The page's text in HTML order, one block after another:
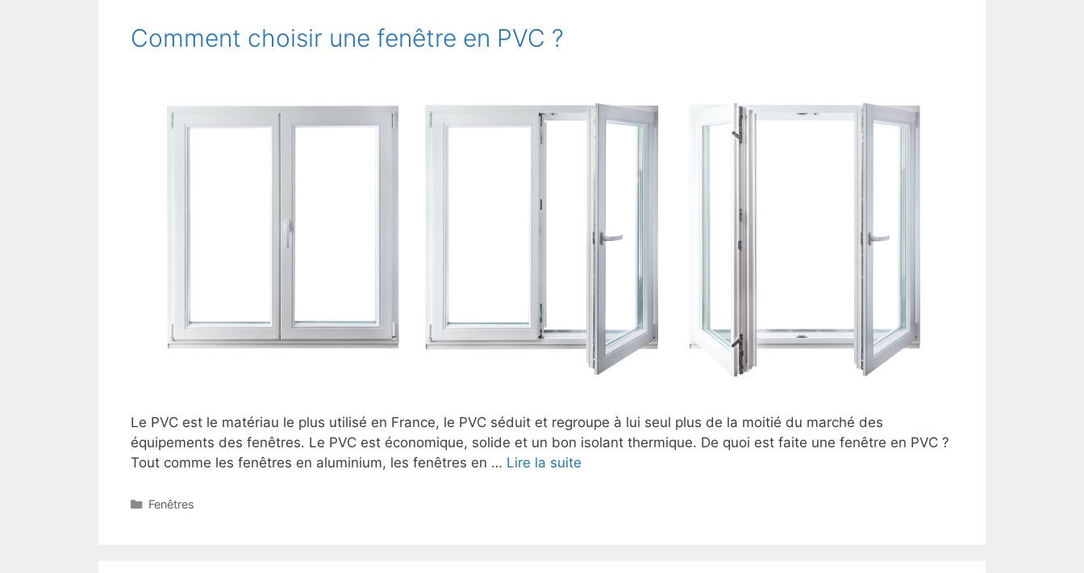
Comment choisir une fenêtre en PVC ?
Le PVC est le matériau le plus utilisé en France, le PVC séduit et regroupe à lui seul plus de la moitié du marché des
équipements des fenêtres. Le PVC est économique, solide et un bon isolant thermique. De quoi est faite une fenêtre en PVC ?
Tout comme les fenêtres en aluminium, les fenêtres en … Lire la suite
Catégories
Fenêtres